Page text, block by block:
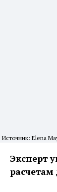
Источник: Elena
Эксперт